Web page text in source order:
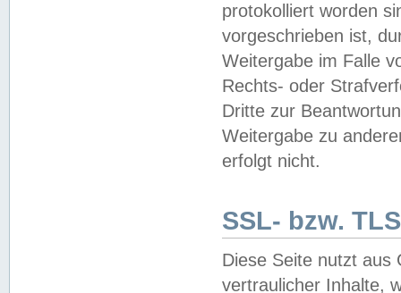
protokolliert worden
vorgeschrieben ist,
Weitergabe im Falle
Rechts- oder
Dritte zur
Weitergabe zu
erfolgt nicht.
SSL- bzw.
Diese Seite nutzt aus
vertraulicher Inhalte,